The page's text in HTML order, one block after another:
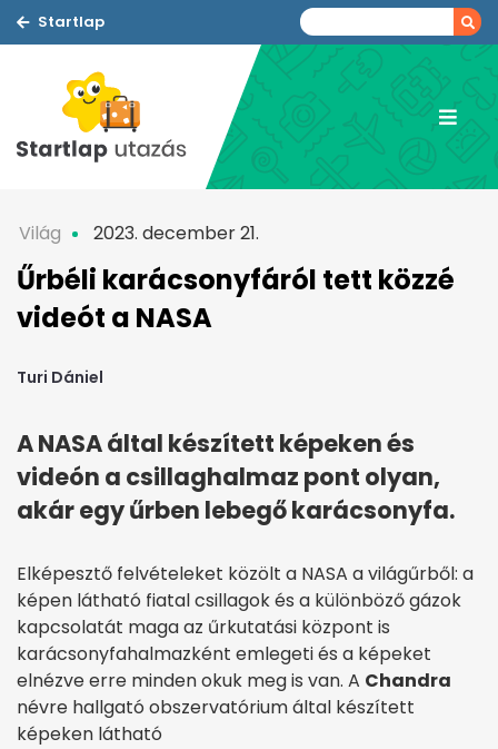
Startlap
Világ 2023. december 21.
Űrbéli karácsonyfáról tett közzé
videót a NASA
Turi Dániel
A NASA által készített képeken és
videón a csillaghalmaz pont olyan,
akár egy űrben lebegő karácsonyfa.
Elképesztő felvételeket közölt a NASA a világűrből: a
képen látható fiatal csillagok és a különböző gázok
kapcsolatát maga az űrkutatási központ is
karácsonyfahalmazként emlegeti és a képeket
elnézve erre minden okuk meg is van. A Chandra
névre hallgató obszervatórium által készített
képeken látható